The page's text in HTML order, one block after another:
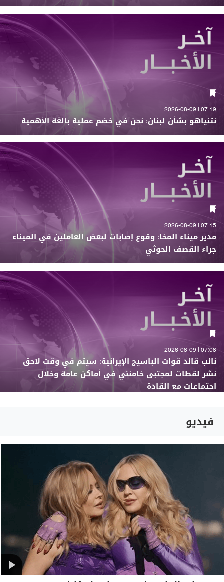
07:19 | 2026-08-09
نتنياهو بشأن لبنان: نحن في خضم عملية بالغة الأهمية
07:15 | 2026-08-09
مدير ميناء المخا: وقوع إصابات لبعض العاملين في الميناء
جراء القصف الحوثي
07:08 | 2026-08-09
نائب قائد قوات الباسيج الإيرانية: سيتم في وقت لاحق
نشر لقطات لمجتبى خامنئي في أماكن عامة وخلال
اجتماعات مع القادة
فيديو